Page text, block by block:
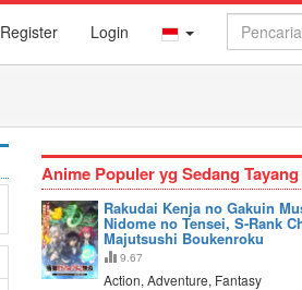
Register Login
Anime Populer yg Sedang Tayang
Rakudai Kenja no Gakuin
Nidome no Tensei, S-Rank
Majutsushi Boukenroku
9.67
Action, Adventure, Fantasy